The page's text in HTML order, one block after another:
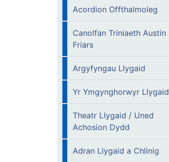
Acordion Offthalmoleg
Canolfan Triniaeth Austin
Friars
Argyfyngau Llygaid
Yr Ymgynghorwyr Llygaid
Theatr Llygaid / Uned
Achosion Dydd
Adran Llygaid a Chlinig